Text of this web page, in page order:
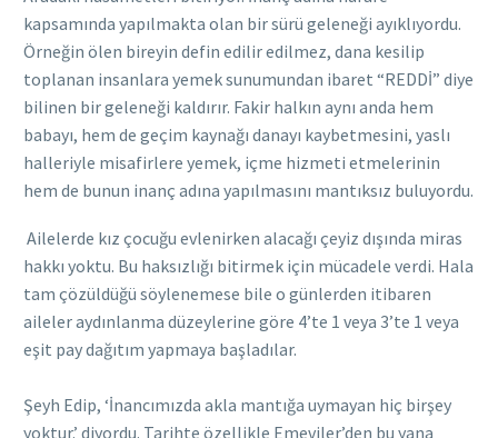
kapsamında yapılmakta olan bir sürü geleneği ayıklıyordu.
Örneğin ölen bireyin defin edilir edilmez, dana kesilip
toplanan insanlara yemek sunumundan ibaret “REDDİ” diye
bilinen bir geleneği kaldırır. Fakir halkın aynı anda hem
babayı, hem de geçim kaynağı danayı kaybetmesini, yaslı
halleriyle misafirlere yemek, içme hizmeti etmelerinin
hem de bunun inanç adına yapılmasını mantıksız buluyordu.
Ailelerde kız çocuğu evlenirken alacağı çeyiz dışında miras
hakkı yoktu. Bu haksızlığı bitirmek için mücadele verdi. Hala
tam çözüldüğü söylenemese bile o günlerden itibaren
aileler aydınlanma düzeylerine göre 4’te 1 veya 3’te 1 veya
eşit pay dağıtım yapmaya başladılar.
Şeyh Edip, ‘İnancımızda akla mantığa uymayan hiç birşey
yoktur.’ diyordu. Tarihte özellikle Emeviler’den bu yana